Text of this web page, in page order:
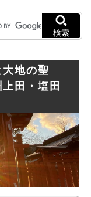
検索
地の聖
田・塩田